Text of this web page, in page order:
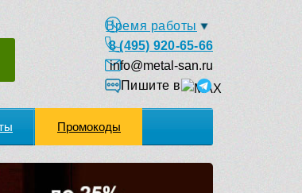
Время работы
8 (495) 920-65-66
info@metal-san.ru
Пишите в
Промокоды